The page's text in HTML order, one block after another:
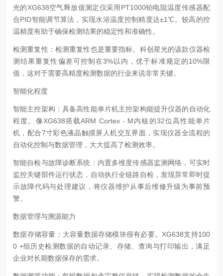
光的XG638空气释放值测定仪采用PT1000铂电阻温度传感器配
合PID智能调节算法，实现水浴温度控制精度达±1℃。较高的控
温精度有助于确保检测结果的稳定性和准确性。
检测重复性：检测重复性也是重要指标。科创星光的该款仪器检
测结果重复性偏差可控制在3%以内，优于标准规定的10%限
值，这对于需要高精度检测数据的行业来说非常关键。
智能化程度
智能主控架构：具备高性能单片机主控架构能提升仪器的自动化
程度。像XG638搭载ARM Cortex - M内核的32位高性能单片
机，配合7寸彩色液晶触摸屏人机交互界面，实现仪器全流程的
自动化控制与数据管理，大大提高了检测效率。
智能自检与故障诊断系统：内置多维度传感器监测网络，可实时
监控关键部件运行状态，自动执行全链路自检，发现异常即时提
示故障代码与处理建议，将仪器维护从事后维修升级为事前预
警。
数据管理与溯源能力
数据存储容量：大容量数据存储模块很有必要。XG638支持100
0 +组历史检测数据的自动记录、存储、查询与打印输出，满足
企业对长期数据保存的需求。